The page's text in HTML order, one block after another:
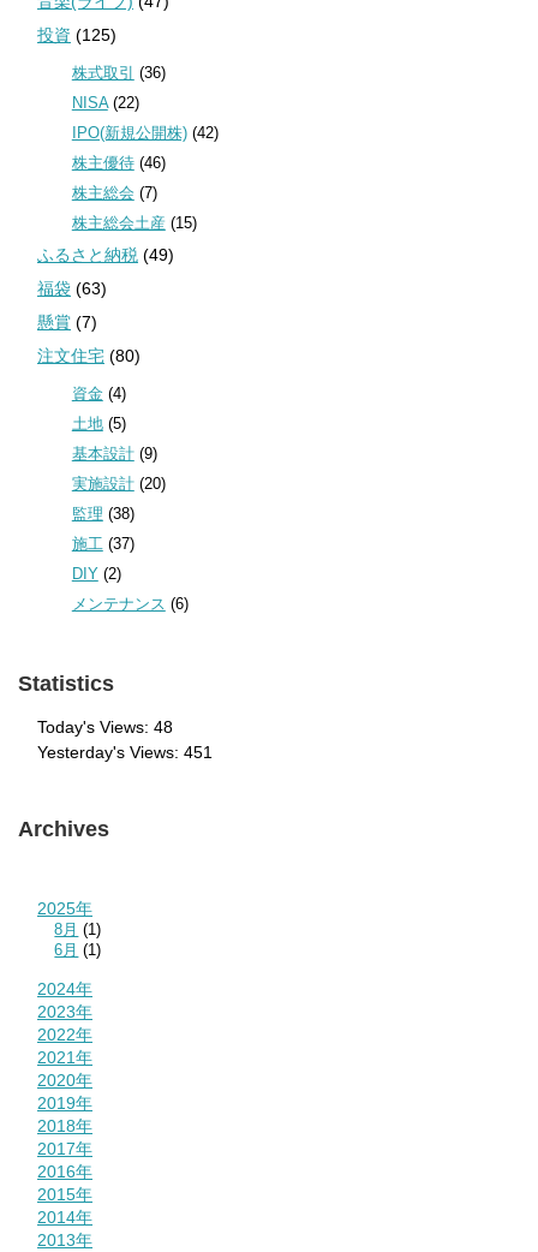
投資 (125)
株式取引 (36)
NISA(22)
IPO(新規公開株)(42)
株主優待(46)
株主総会 (7)
株主総会土産 (15)
ふるさと納税 (49)
福袋 (63)
懸賞 (7)
注文住宅 (80)
資金(4)
土地(5)
基本設計(9)
実施設計(20)
監理 (38)
施工 (37)
DIY(2)
メンテナンス (6)
Statistics
Today's Views: 48
Yesterday's Views: 451
Archives
2025年
8月 (1)
6月 (1)
2024年
2023年
2022年
2021年
2020年
2019年
2018年
2017年
2016年
2015年
2014年
2013年